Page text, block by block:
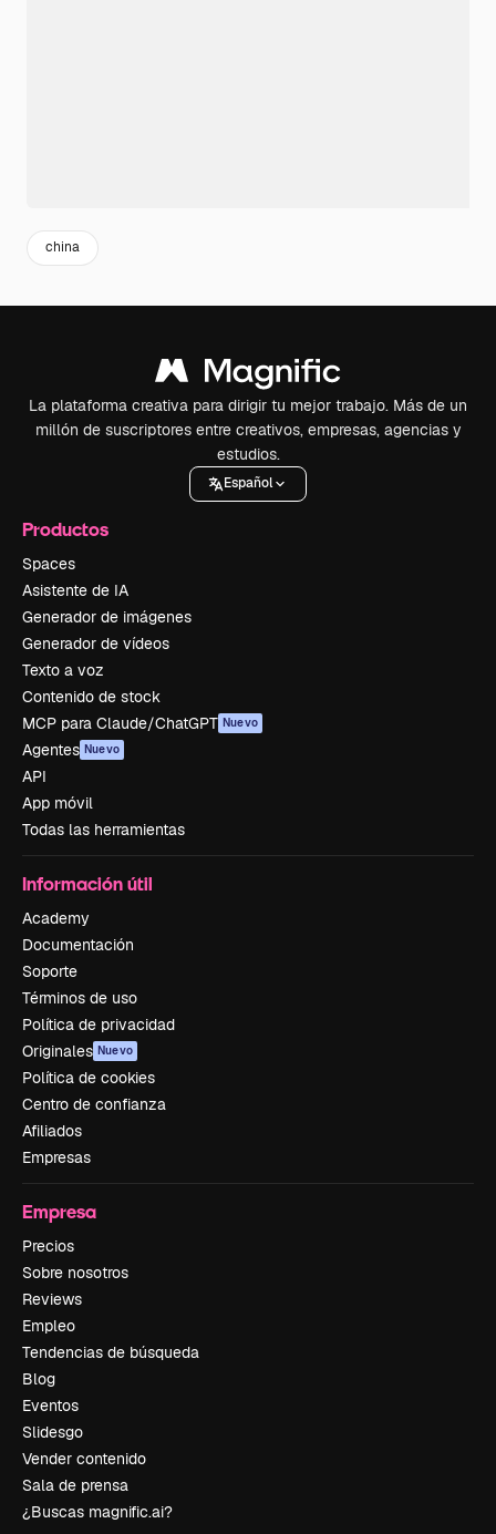
china
La plataforma creativa para dirigir tu mejor trabajo. Más de un
millón de suscriptores entre creativos, empresas, agencias y
estudios.
Español
Productos
Spaces
Asistente de IA
Generador de imágenes
Generador de vídeos
Texto a voz
Contenido de stock
MCP para Claude/ChatGPT Nuevo
Agentes Nuevo
API
App móvil
Todas las herramientas
Información útil
Academy
Documentación
Soporte
Términos de uso
Política de privacidad
Originales Nuevo
Política de cookies
Centro de confianza
Afiliados
Empresas
Empresa
Precios
Sobre nosotros
Reviews
Empleo
Tendencias de búsqueda
Blog
Eventos
Slidesgo
Vender contenido
Sala de prensa
¿Buscas magnific.ai?